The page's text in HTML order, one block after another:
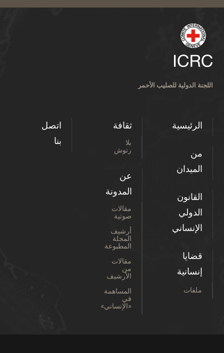
اللجنة الدولية للصليب الأحمر
الرئيسية
من
الميدان
القانون
الدولي
الإنساني
قضايا
إنسانية
ملفات
ثقافة
بلا
رتوش
عن
المدونة
مقالات
صوتية
أرشيف
المجلة
المطبوعة
مقالات
من
الأرشيف
المساهمة
في
«الإنساني»
اتصل
بنا